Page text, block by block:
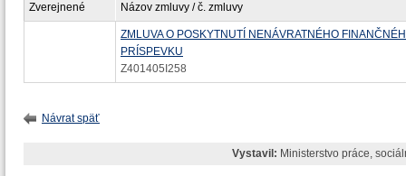
Zverejnené Názov zmluvy / č. zmluvy
ZMLUVA O POSKYTNUTÍ NENÁVRATNÉHO
PRÍSPEVKU
Z401405I258
Návrat späť
Vystavil: Ministerstvo práce,